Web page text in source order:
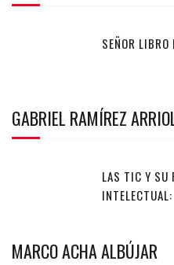
SEÑOR LIBRO
GABRIEL RAMÍREZ
LAS TIC Y SU
MARCO ACHA ALBÚJAR